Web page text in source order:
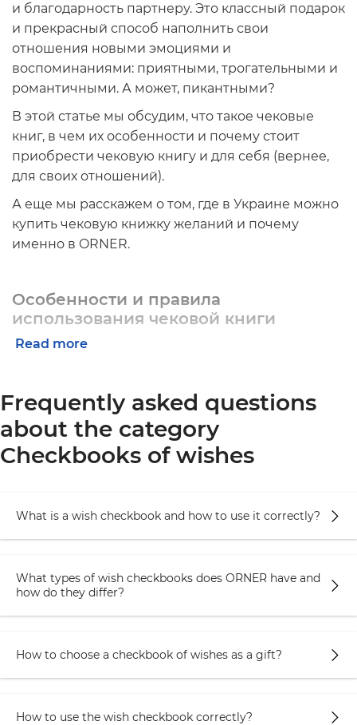
и благодарность партнеру. Это классный подарок
и прекрасный способ наполнить свои
отношения новыми эмоциями и
воспоминаниями: приятными, трогательными и
романтичными. А может, пикантными?
В этой статье мы обсудим, что такое чековые
книг, в чем их особенности и почему стоит
приобрести чековую книгу и для себя (вернее,
для своих отношений).
А еще мы расскажем о том, где в Украине можно
купить чековую книжку желаний и почему
именно в ORNER.
Особенности и правила
использования чековой книги
желаний для взрослых
эмоции. Ведь бывает так, что ты искренне
любишь человека и хочешь сделать что-то
приятное, но не знаешь что! А с чековыми
книжками все будет понятно, ведь любимый
которому вы все поймете).
чековые книги для пар, которые помогут
почувствовать силу любви и сразу понять,
почему вокруг чековых книг для пар так много
Итак, каковы правила использования чековых
книг желаний?
Шаг 1. Вы приобретаете чековую книгу и дарите
Read more
Frequently asked questions
about the category
Checkbooks of wishes
What is a wish checkbook and how to use it correctly?
What types of wish checkbooks does ORNER have and
how do they differ?
How to choose a checkbook of wishes as a gift?
How to use the wish checkbook correctly?